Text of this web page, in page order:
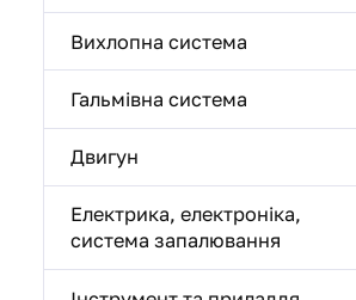
Вихлопна система
Гальмівна система
Двигун
Електрика, електроніка,
система запалювання